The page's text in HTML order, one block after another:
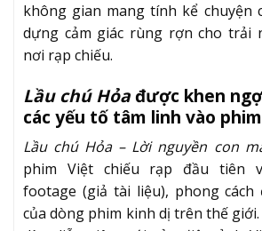
không gian mang tính kể chuyện
dựng cảm giác rùng rợn cho trải
nơi rạp chiếu.
Lầu chú Hỏađược khen
các yếu tố tâm linh vào
Lầu chú Hỏa – Lời nguyền con
phim Việt chiếu rạp đầu tiên
footage (giả tài liệu), phong
của dòng phim kinh dị trên thế